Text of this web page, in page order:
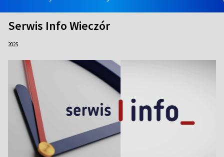
Serwis Info Wieczór
2025